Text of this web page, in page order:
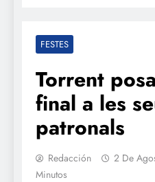
FESTES
Torrent
final a les
patronals
Redacción 2 De
Minutos